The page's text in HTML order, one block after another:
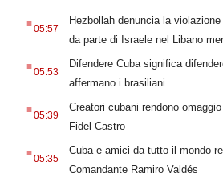
.05:57
Hezbollah denuncia la
da parte di Israele nel Libano
.05:53
Difendere Cuba significa
affermano i brasiliani
.05:39
Creatori cubani rendono
Fidel Castro
.05:35
Cuba e amici da tutto il mondo
Comandante Ramiro Valdés